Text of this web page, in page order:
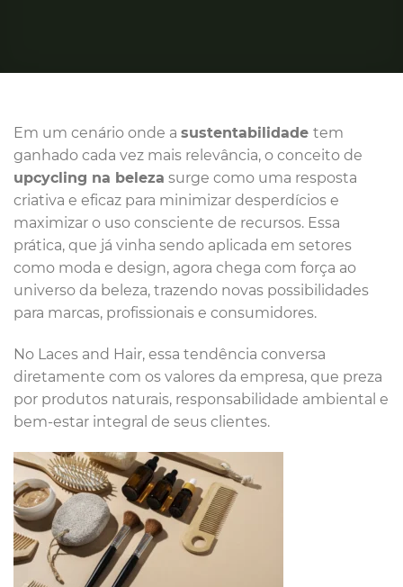
Em um cenário onde a sustentabilidade tem
ganhado cada vez mais relevância, o conceito de
upcycling na beleza surge como uma resposta
criativa e eficaz para minimizar desperdícios e
maximizar o uso consciente de recursos. Essa
prática, que já vinha sendo aplicada em setores
como moda e design, agora chega com força ao
universo da beleza, trazendo novas possibilidades
para marcas, profissionais e consumidores.
No Laces and Hair, essa tendência conversa
diretamente com os valores da empresa, que preza
por produtos naturais, responsabilidade ambiental e
bem-estar integral de seus clientes.